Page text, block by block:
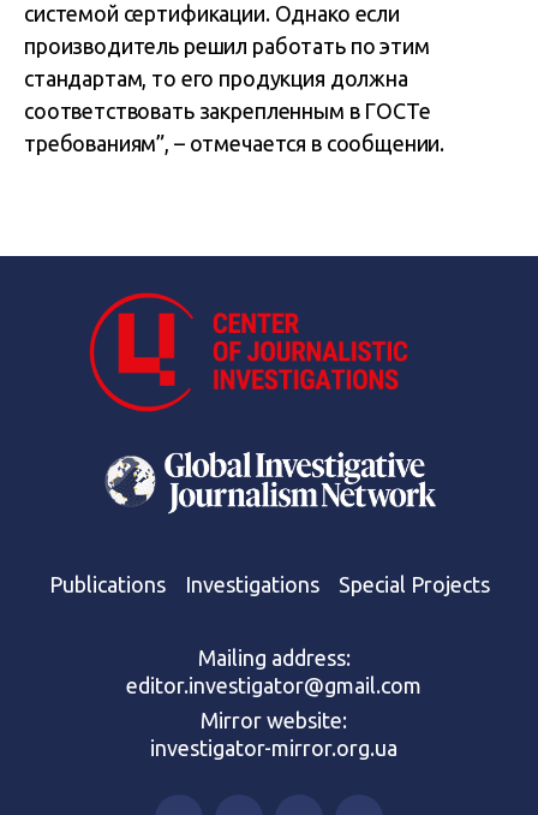
системой сертификации. Однако если
производитель решил работать по этим
стандартам, то его продукция должна
соответствовать закрепленным в ГОСТе
требованиям”, – отмечается в сообщении.
Publications Investigations Special Projects
Mailing address:
editor.investigator@gmail.com
Mirror website:
investigator-mirror.org.ua